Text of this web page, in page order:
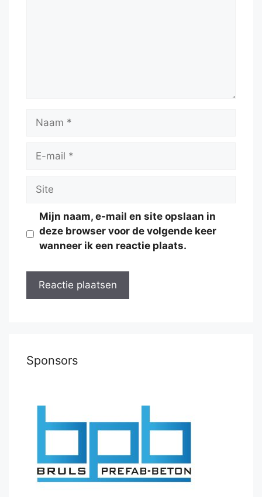
Naam
Site
Mijn naam, e-mail en site opslaan in
deze browser voor de volgende keer
wanneer ik een reactie plaats.
Sponsors